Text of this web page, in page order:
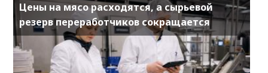
Цены на мясо расходятся, а сырьевой
резерв переработчиков сокращается